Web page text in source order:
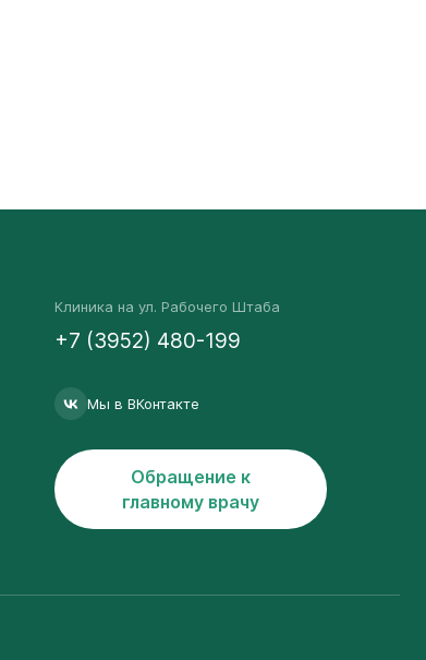
Клиника на ул. Рабочего Штаба
+7 (3952) 480-199
Мы в ВКонтакте
Обращение к
главному врачу